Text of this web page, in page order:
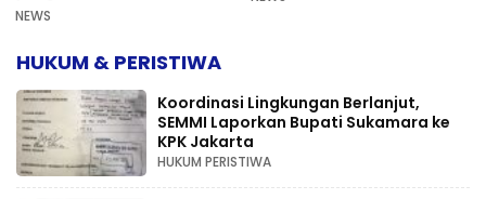
NEWS
HUKUM & PERISTIWA
Koordinasi Lingkungan Berlanjut,
SEMMI Laporkan Bupati Sukamara ke
KPK Jakarta
HUKUM PERISTIWA